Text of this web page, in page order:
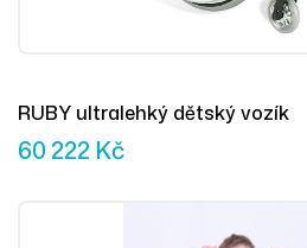
RUBY ultralehký dětský vozík
60 222 Kč